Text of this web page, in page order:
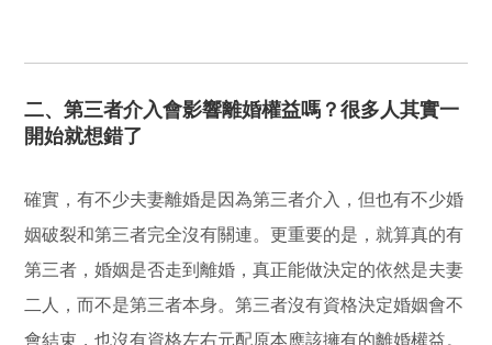
二、第三者介入會影響離婚權益嗎？很多人其實一
開始就想錯了
確實，有不少夫妻離婚是因為第三者介入，但也有不少婚
姻破裂和第三者完全沒有關連。更重要的是，就算真的有
第三者，婚姻是否走到離婚，真正能做決定的依然是夫妻
二人，而不是第三者本身。第三者沒有資格決定婚姻會不
會結束，也沒有資格左右元配原本應該擁有的離婚權益。